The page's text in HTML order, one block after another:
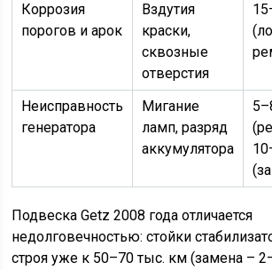
Коррозия
порогов и арок
Вздутия
краски,
сквозные
отверстия
Неисправность
генератора
Мигание
ламп, разряд
аккумулятора
Подвеска Getz 2008 года отличается
недолговечностью: стойки
строя уже к 50–70 тыс. км (замена –